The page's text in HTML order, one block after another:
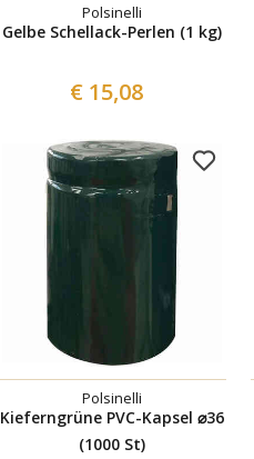
Polsinelli
Gelbe Schellack-Perlen (1 kg)
€ 15,08
Polsinelli
Kieferngrüne PVC-Kapsel ⌀36
(1000 St)